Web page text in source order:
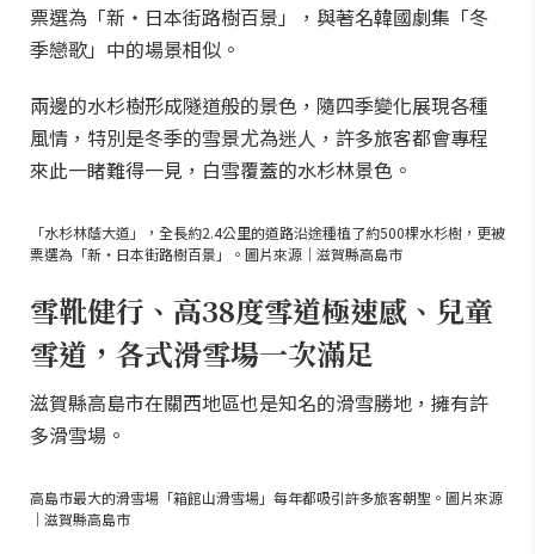
票選為「新・日本街路樹百景」，與著名韓國劇集「冬
季戀歌」中的場景相似。
兩邊的水杉樹形成隧道般的景色，隨四季變化展現各種
風情，特別是冬季的雪景尤為迷人，許多旅客都會專程
來此一睹難得一見，白雪覆蓋的水杉林景色。
「水杉林蔭大道」，全長約2.4公里的道路沿途種植了約500棵水杉樹，更被
票選為「新・日本街路樹百景」。圖片來源｜滋賀縣高島市
雪靴健行、高38度雪道極速感、兒童
雪道，各式滑雪場一次滿足
滋賀縣高島市在關西地區也是知名的滑雪勝地，擁有許
多滑雪場。
高島市最大的滑雪場「箱館山滑雪場」每年都吸引許多旅客朝聖。圖片來源
｜滋賀縣高島市